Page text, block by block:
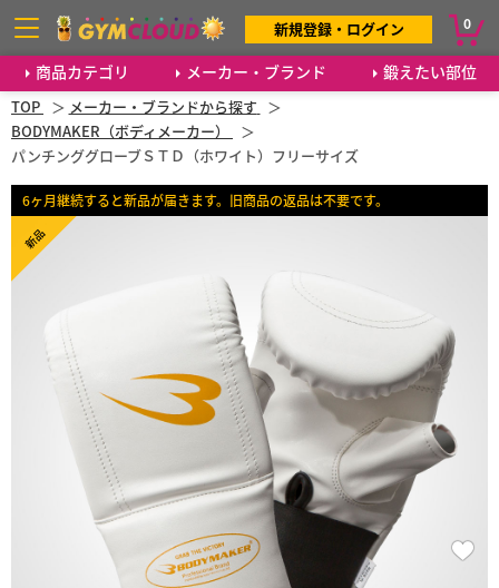
商品カテゴリ メーカー・ブランド 鍛えたい部位
新規登録・ログイン 0
TOP
メーカー・ブランドから探す
BODYMAKER（ボディメーカー）
パンチンググローブＳＴＤ（ホワイト）フリーサイズ
6ヶ月継続すると新品が届きます。旧商品の返品は不要です。
新品